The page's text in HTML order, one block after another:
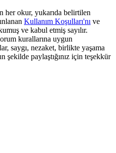
her okur, yukarıda belirtilen
Kullanım Koşulları'nı ve
ve kabul etmiş sayılır.
kurallarına uygun
saygı, nezaket, birlikte yaşama
şekilde paylaştığınız için teşekkür